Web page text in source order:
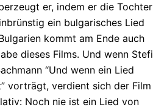
er, indem er die Tochter
ein bulgarisches Lied
kommt am Ende auch
dieses Films. Und wenn Stefi
“Und wenn ein Lied
vorträgt, verdient sich der Film
Noch nie ist ein Lied von